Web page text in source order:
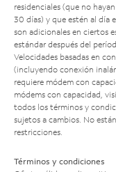
residenciales (que no
30 días) y que estén al día
son adicionales en ciertos
estándar después del
Velocidades basadas en
(incluyendo conexión
requiere módem con
módems con capacidad,
todos los términos y
sujetos a cambios. No
restricciones.
Términos y condiciones